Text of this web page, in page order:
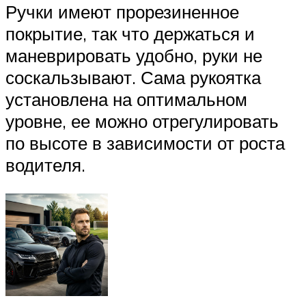
Ручки имеют прорезиненное
покрытие, так что держаться и
маневрировать удобно, руки не
соскальзывают. Сама рукоятка
установлена на оптимальном
уровне, ее можно отрегулировать
по высоте в зависимости от роста
водителя.